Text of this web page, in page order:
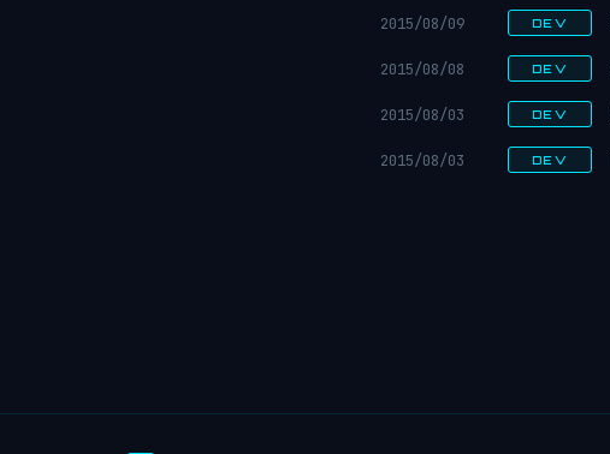
2015/08/09 DEV
2015/08/08 DEV
2015/08/03 DEV
2015/08/03 DEV